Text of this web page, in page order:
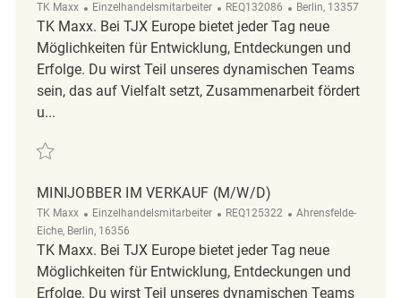
TK Maxx Kategorie
Einzelhandelsmitarbeiter ReqId
REQ132086 Ort
Berlin, 13357
TK Maxx. Bei TJX Europe bietet jeder Tag neue
Möglichkeiten für Entwicklung, Entdeckungen und
Erfolge. Du wirst Teil unseres dynamischen Teams
sein, das auf Vielfalt setzt, Zusammenarbeit fördert
u...
Retten Minijobber im Verkauf (m/w/d) REQ132086
MINIJOBBER IM VERKAUF (M/W/D)
TK Maxx Kategorie
Einzelhandelsmitarbeiter ReqId
REQ125322 Ort
Ahrensfelde-
Eiche, Berlin, 16356
TK Maxx. Bei TJX Europe bietet jeder Tag neue
Möglichkeiten für Entwicklung, Entdeckungen und
Erfolge. Du wirst Teil unseres dynamischen Teams